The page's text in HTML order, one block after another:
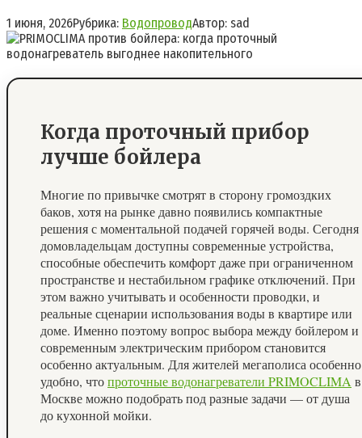
1 июня, 2026Рубрика: ВодопроводАвтор: sad
Когда проточный прибор
лучше бойлера
Многие по привычке смотрят в сторону громоздких
баков, хотя на рынке давно появились компактные
решения с моментальной подачей горячей воды. Сегодня
домовладельцам доступны современные устройства,
способные обеспечить комфорт даже при ограниченном
пространстве и нестабильном графике отключений. При
этом важно учитывать и особенности проводки, и
реальные сценарии использования воды в квартире или
доме. Именно поэтому вопрос выбора между бойлером и
современным электрическим прибором становится
особенно актуальным. Для жителей мегаполиса особенно
удобно, чтопроточные водонагреватели PRIMOCLIMA в
Москве можно подобрать под разные задачи — от душа
до кухонной мойки.